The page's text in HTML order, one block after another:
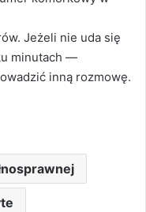
Jeżeli nie uda się
minutach —
inną rozmowę.